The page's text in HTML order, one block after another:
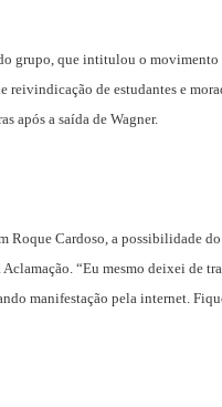
grupo, que intitulou o movimento
reivindicação de estudantes e
após a saída de Wagner.
Roque Cardoso, a possibilidade
Aclamação. “Eu mesmo deixei de
manifestação pela internet.